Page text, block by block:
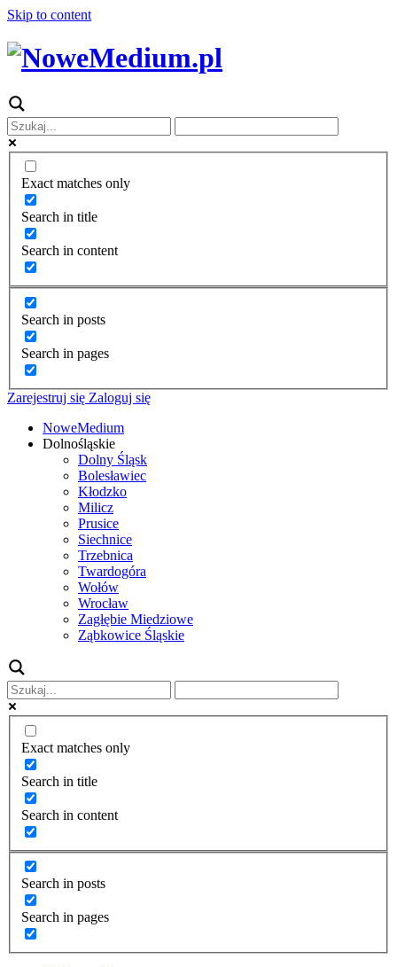
Skip to content
Exact matches only
Search in title
Search in content
Search in posts
Search in pages
Zarejestruj się Zaloguj się
NoweMedium
Dolnośląskie
Dolny Śląsk
Bolesławiec
Kłodzko
Milicz
Prusice
Siechnice
Trzebnica
Twardogóra
Wołów
Wrocław
Zagłębie Miedziowe
Ząbkowice Śląskie
Exact matches only
Search in title
Search in content
Search in posts
Search in pages